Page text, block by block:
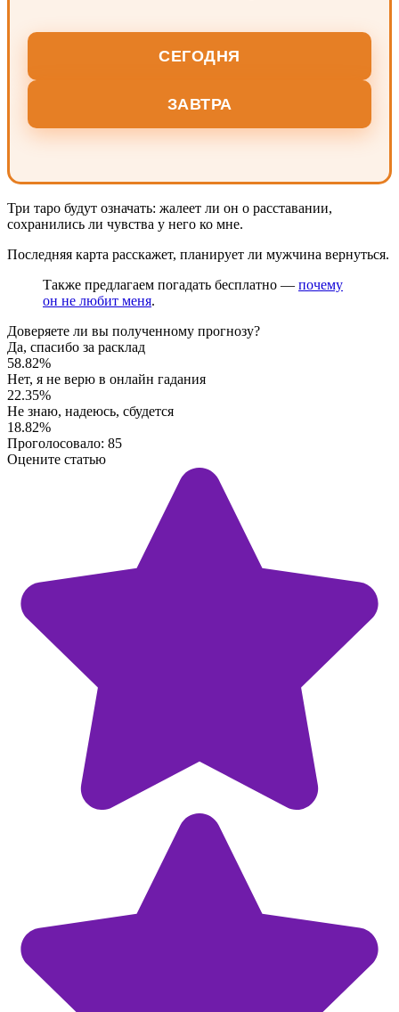
СЕГОДНЯ
ЗАВТРА
Три таро будут означать: жалеет ли он о расставании,
сохранились ли чувства у него ко мне.
Последняя карта расскажет, планирует ли мужчина вернуться.
Также предлагаем погадать бесплатно — почему
он не любит меня.
Доверяете ли вы полученному прогнозу?
Да, спасибо за расклад
58.82%
Нет, я не верю в онлайн гадания
22.35%
Не знаю, надеюсь, сбудется
18.82%
Проголосовало: 85
Оцените статью